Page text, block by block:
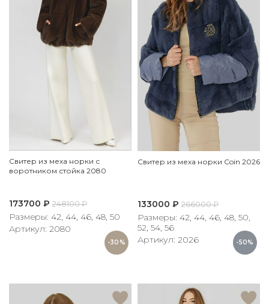
-30%
Свитер из меха норки с
воротником стойка 2080
173700 ₽ 248100₽
Размеры: 42, 44, 46, 48, 50
Артикул: 2080
-50%
Свитер из меха норки Coin 2026
133000 ₽ 266000₽
Размеры: 42, 44, 46, 48, 50,
52, 54, 56
Артикул: 2026